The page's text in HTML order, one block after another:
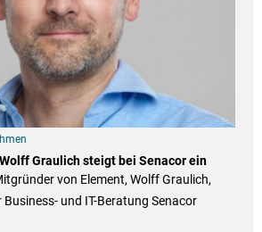
Graulich steigt bei Senacor ein
von Element, Wolff Graulich,
und IT-Beratung Senacor